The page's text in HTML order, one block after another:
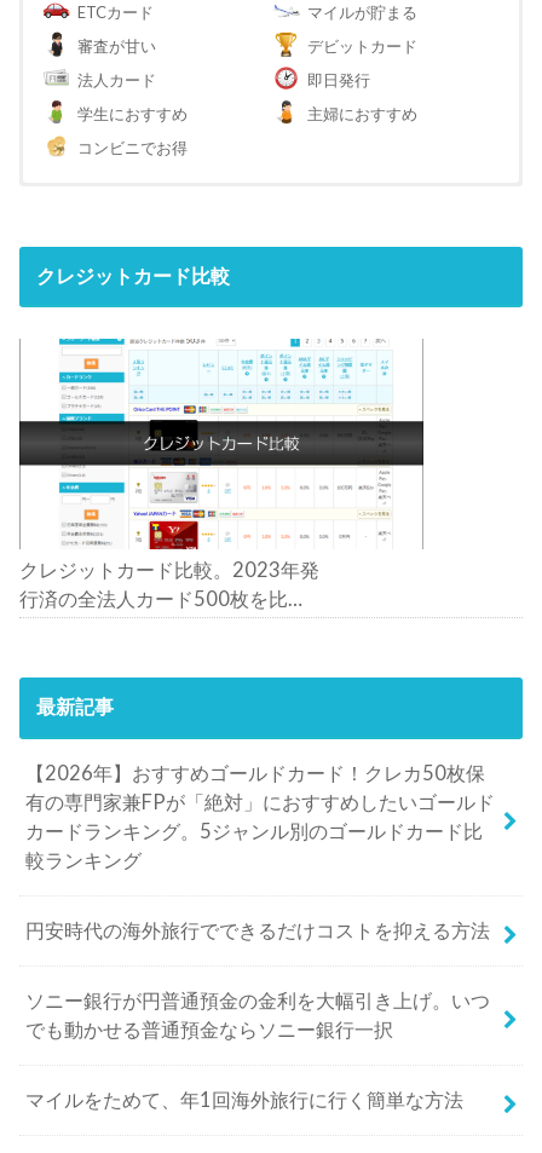
ETCカード
マイルが貯まる
審査が甘い
デビットカード
法人カード
即日発行
学生におすすめ
主婦におすすめ
コンビニでお得
クレジットカード比較
クレジットカード比較。2023年発
行済の全法人カード500枚を比
最新記事
【2026年】おすすめゴールドカード！クレカ50枚保
有の専門家兼FPが「絶対」におすすめしたいゴールド
カードランキング。5ジャンル別のゴールドカード比
較ランキング
円安時代の海外旅行でできるだけコストを抑える方法
ソニー銀行が円普通預金の金利を大幅引き上げ。いつ
でも動かせる普通預金ならソニー銀行一択
マイルをためて、年1回海外旅行に行く簡単な方法